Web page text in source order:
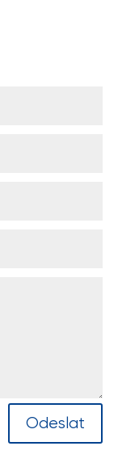
Odeslat